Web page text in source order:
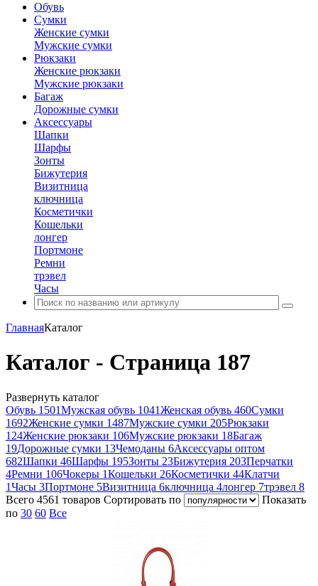
Обувь
Сумки
Женские сумки
Мужские сумки
Рюкзаки
Женские рюкзаки
Мужские рюкзаки
Багаж
Дорожные сумки
Аксессуары
Шапки
Шарфы
Зонты
Бижутерия
Визитница
ключница
Косметички
Кошельки
лонгер
Портмоне
Ремни
трэвел
Часы
ГлавнаяКаталог
Каталог - Страница 187
Развернуть каталог
Обувь 1501Мужская обувь 1041Женская обувь 460Сумки
1692Женские сумки 1487Мужские сумки 205Рюкзаки
124Женские рюкзаки 106Мужские рюкзаки 18Багаж
19Дорожные сумки 13Чемоданы 6Аксессуары оптом
682Шапки 46Шарфы 195Зонты 23Бижутерия 203Перчатки
4Ремни 106Чокеры 1Кошельки 26Косметички 44Клатчи
1Часы 3Портмоне 5Визитница 6ключница 4лонгер 7трэвел 8
Всего 4561 товаров Cортировать по
Показать
по 30 60 Все